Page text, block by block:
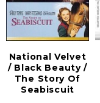
National Velvet
/ Black Beauty /
The Story Of
Seabiscuit